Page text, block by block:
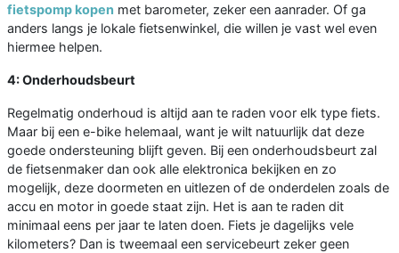
fietspomp kopen met barometer, zeker een aanrader. Of ga
anders langs je lokale fietsenwinkel, die willen je vast wel even
hiermee helpen.
4: Onderhoudsbeurt
Regelmatig onderhoud is altijd aan te raden voor elk type fiets.
Maar bij een e-bike helemaal, want je wilt natuurlijk dat deze
goede ondersteuning blijft geven. Bij een onderhoudsbeurt zal
de fietsenmaker dan ook alle elektronica bekijken en zo
mogelijk, deze doormeten en uitlezen of de onderdelen zoals de
accu en motor in goede staat zijn. Het is aan te raden dit
minimaal eens per jaar te laten doen. Fiets je dagelijks vele
kilometers? Dan is tweemaal een servicebeurt zeker geen